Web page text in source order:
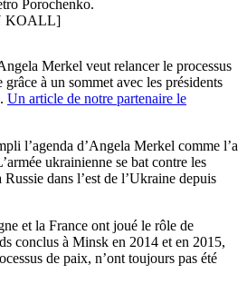
Porochenko.
KOALL]
Merkel veut relancer le processus
à un sommet avec les présidents
Un article de notre partenaire le
l’agenda d’Angela Merkel comme l’a
ukrainienne se bat contre les
Russie dans l’est de l’Ukraine depuis
et la France ont joué le rôle de
conclus à Minsk en 2014 et en 2015,
de paix, n’ont toujours pas été